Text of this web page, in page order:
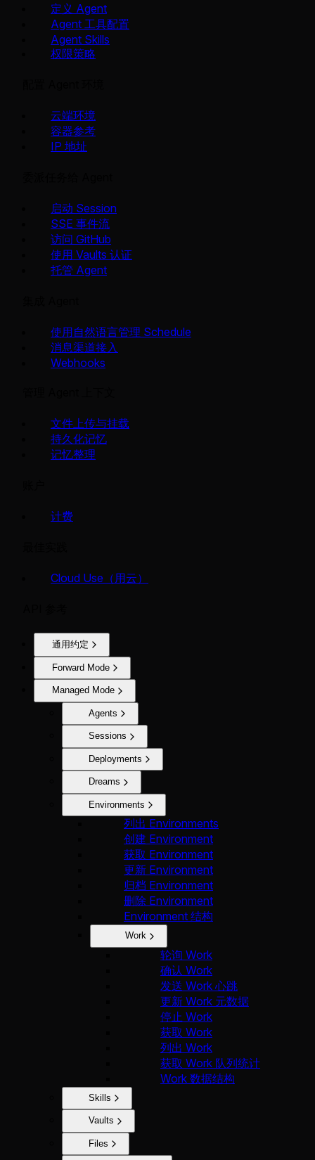
定义 Agent
Agent 工具配置
Agent Skills
权限策略
云端环境
容器参考
IP 地址
启动 Session
SSE 事件流
访问 GitHub
使用 Vaults 认证
托管 Agent
使用自然语言管理 Schedule
消息渠道接入
Webhooks
文件上传与挂载
持久化记忆
记忆整理
计费
Cloud Use（用云）
通用约定
Forward Mode
Managed Mode
Agents
Sessions
Deployments
Dreams
Environments
列出 Environments
创建 Environment
获取 Environment
更新 Environment
归档 Environment
删除 Environment
Environment 结构
Work
轮询 Work
确认 Work
发送 Work 心跳
更新 Work 元数据
停止 Work
获取 Work
列出 Work
获取 Work 队列统计
Work 数据结构
Skills
Vaults
Files